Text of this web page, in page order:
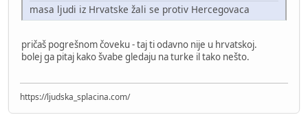
masa ljudi iz Hrvatske žali se protiv Hercegovaca
pričaš pogrešnom čoveku - taj ti odavno nije u hrvatskoj.
bolej ga pitaj kako švabe gledaju na turke il tako nešto.
https://ljudska_splacina.com/